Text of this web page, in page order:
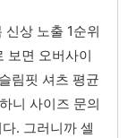
상 노출 1순위
보면 오버사이
림핏 셔츠 평균
니 사이즈 문의
. 그러니까 셀